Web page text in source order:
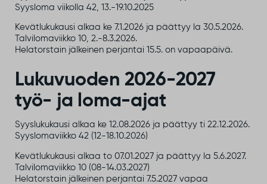
Syysloma viikolla 42, 13.-19.10.2025
Kevätlukukausi alkaa ke 7.1.2026 ja päättyy la 30.5.2026.
Talvilomaviikko 10, 2.-8.3.2026.
Helatorstain jälkeinen perjantai 15.5. on vapaapäivä.
Lukuvuoden 2026-2027
työ- ja loma-ajat
Syyslukukausi alkaa ke 12.08.2026 ja päättyy ti 22.12.2026.
Syyslomaviikko 42 (12-18.10.2026)
Kevätlukukausi alkaa to 07.01.2027 ja päättyy la 5.6.2027.
Talvilomaviikko 10 (08-14.03.2027)
Helatorstain jälkeinen perjantai 7.5.2027 vapaa